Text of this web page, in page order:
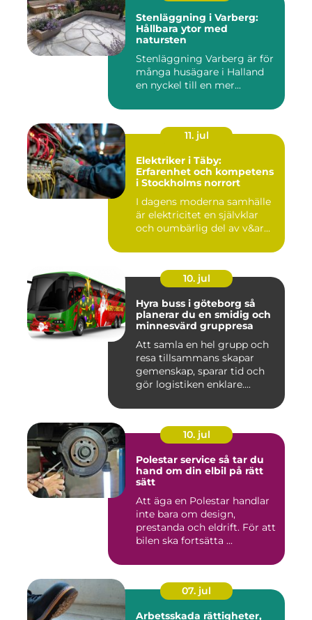
Stenläggning i Varberg:
Hållbara ytor med
natursten
Stenläggning Varberg är för
många husägare i Halland
en nyckel till en mer...
11. jul
Elektriker i Täby:
Erfarenhet och kompetens
i Stockholms norrort
I dagens moderna samhälle
är elektricitet en självklar
och oumbärlig del av v&ar...
10. jul
Hyra buss i göteborg så
planerar du en smidig och
minnesvärd gruppresa
Att samla en hel grupp och
resa tillsammans skapar
gemenskap, sparar tid och
gör logistiken enklare....
10. jul
Polestar service så tar du
hand om din elbil på rätt
sätt
Att äga en Polestar handlar
inte bara om design,
prestanda och eldrift. För att
bilen ska fortsätta ...
07. jul
Arbetsskada rättigheter,